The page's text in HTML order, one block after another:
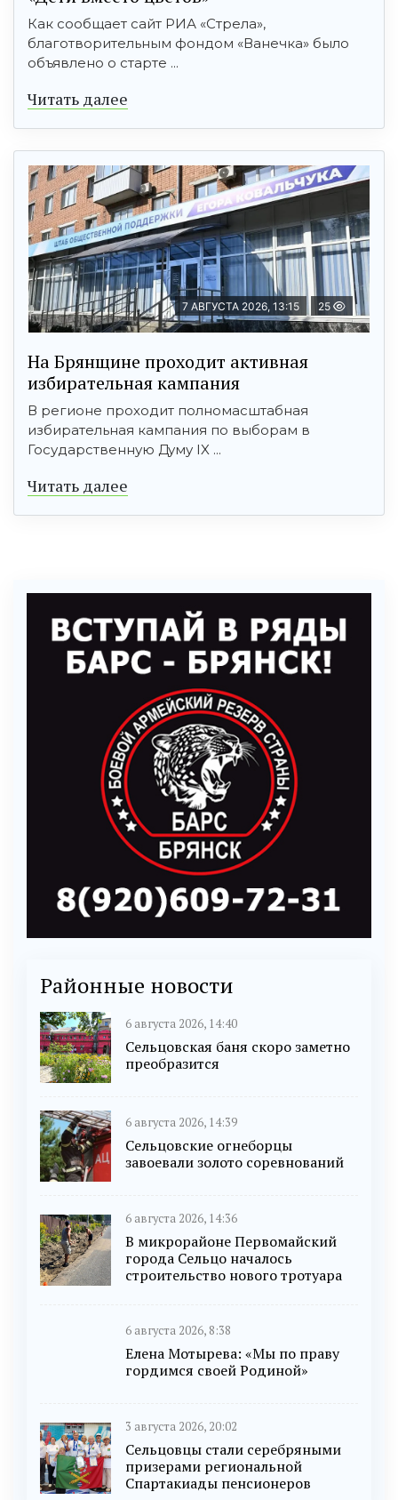
Как сообщает сайт РИА «Стрела»,
благотворительным фондом «Ванечка» было
объявлено о старте ...
Читать далее
7 АВГУСТА 2026, 13:15 25
На Брянщине проходит активная
избирательная кампания
В регионе проходит полномасштабная
избирательная кампания по выборам в
Государственную Думу IX ...
Читать далее
Районные новости
6 августа 2026, 14:40
Сельцовская баня скоро заметно
преобразится
6 августа 2026, 14:39
Сельцовские огнеборцы
завоевали золото соревнований
6 августа 2026, 14:36
В микрорайоне Первомайский
города Сельцо началось
строительство нового тротуара
6 августа 2026, 8:38
Елена Мотырева: «Мы по праву
гордимся своей Родиной»
3 августа 2026, 20:02
Сельцовцы стали серебряными
призерами региональной
Спартакиады пенсионеров